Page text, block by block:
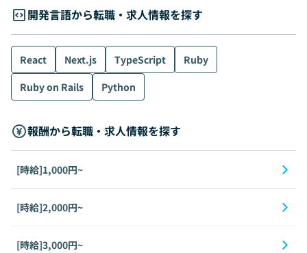
開発言語から転職・求人情報を探す
React Next.js TypeScript
Ruby
Ruby on Rails
Python
報酬から転職・求人情報を探す
[時給]1,000円~
[時給]2,000円~
[時給]3,000円~